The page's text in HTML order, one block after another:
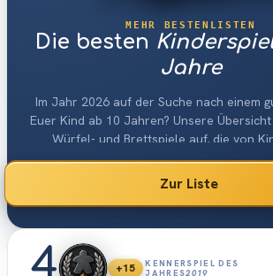
MEHR BESTENLISTEN
Die besten
Jahre
Im Jahr 2026 auf der Suche nach einem
Euer Kind ab 10 Jahren? Unsere
Würfel- und Brettspiele auf, die von
Erwachsenen) im Alter zwischen 10
gespielt werden können.
Zur Liste
4 +15
KENNERSPIEL DES
JAHRES2019